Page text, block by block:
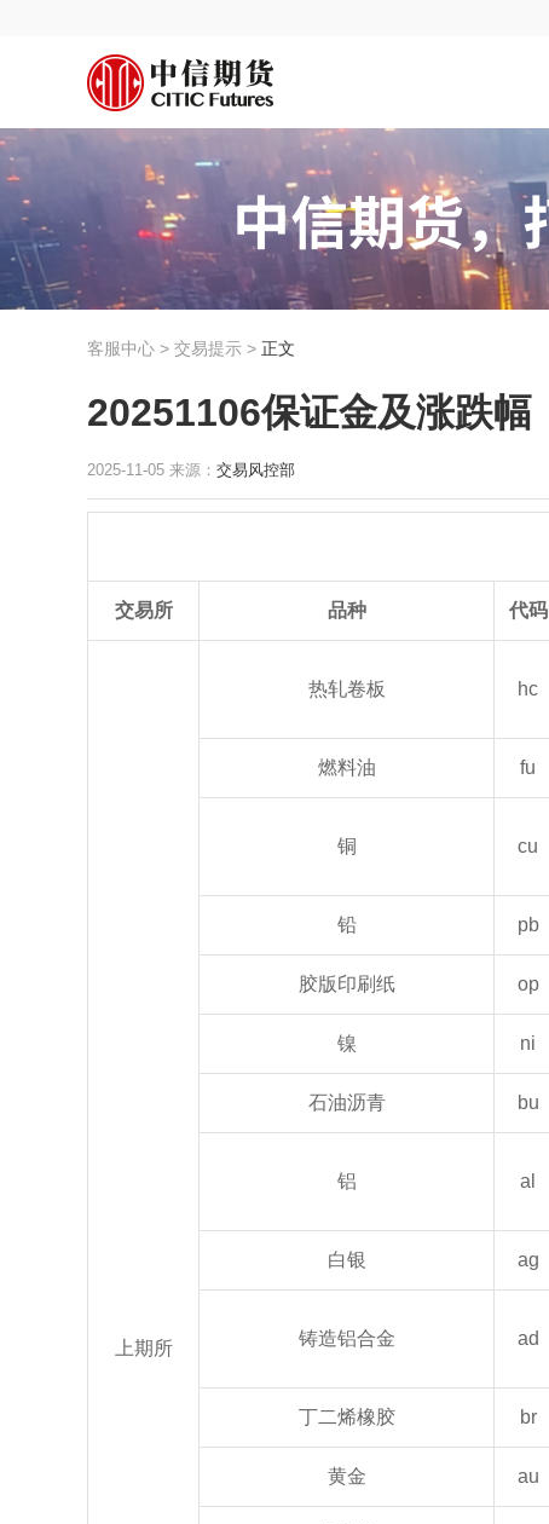
客服中心 > 交易提示 > 正文
20251106保证金及涨跌幅
2025-11-05 来源： 交易风控部
交易所 品种 代码
上期所
热轧卷板 hc
燃料油 fu
铜 cu
铅 pb
胶版印刷纸 op
镍 ni
石油沥青 bu
铝 al
白银 ag
铸造铝合金 ad
丁二烯橡胶 br
黄金 au